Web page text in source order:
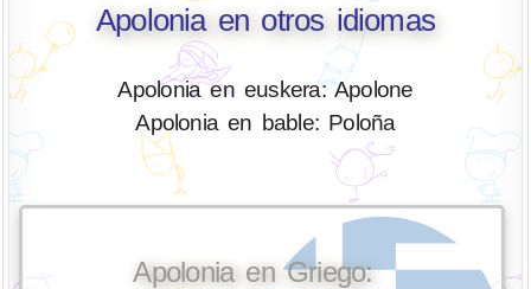
Apolonia en otros idiomas
Apolonia en euskera: Apolone
Apolonia en bable: Poloña
Apolonia en Griego: